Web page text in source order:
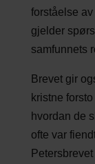
forståelse
gjelder
samfunnets
Brevet gir
kristne
hvordan de
ofte var